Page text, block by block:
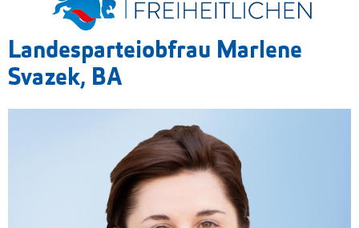
Landesparteiobfrau Marlene
Svazek, BA